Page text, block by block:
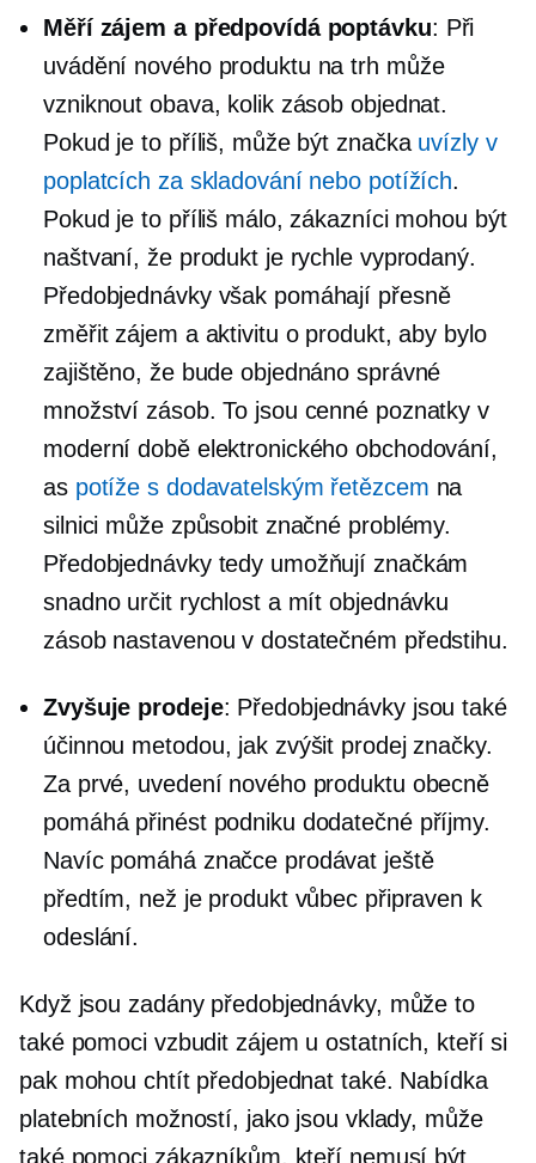
Měří zájem a předpovídá poptávku: Při
uvádění nového produktu na trh může
vzniknout obava, kolik zásob objednat.
Pokud je to příliš, může být značka uvízly v
poplatcích za skladování nebo potížích.
Pokud je to příliš málo, zákazníci mohou být
naštvaní, že produkt je rychle vyprodaný.
Předobjednávky však pomáhají přesně
změřit zájem a aktivitu o produkt, aby bylo
zajištěno, že bude objednáno správné
množství zásob. To jsou cenné poznatky v
moderní době elektronického obchodování,
as potíže s dodavatelským řetězcem na
silnici může způsobit značné problémy.
Předobjednávky tedy umožňují značkám
snadno určit rychlost a mít objednávku
zásob nastavenou v dostatečném předstihu.
Zvyšuje prodeje: Předobjednávky jsou také
účinnou metodou, jak zvýšit prodej značky.
Za prvé, uvedení nového produktu obecně
pomáhá přinést podniku dodatečné příjmy.
Navíc pomáhá značce prodávat ještě
předtím, než je produkt vůbec připraven k
odeslání.
Když jsou zadány předobjednávky, může to
také pomoci vzbudit zájem u ostatních, kteří si
pak mohou chtít předobjednat také. Nabídka
platebních možností, jako jsou vklady, může
také pomoci zákazníkům, kteří nemusí být